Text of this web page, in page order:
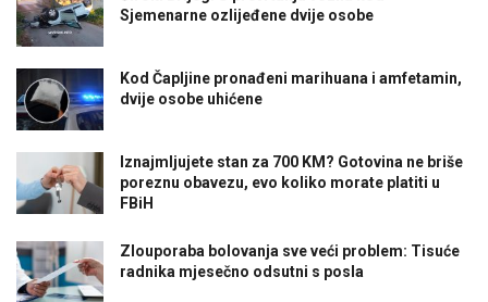
Sjemenarne ozlijeđene dvije osobe
Kod Čapljine pronađeni marihuana i amfetamin,
dvije osobe uhićene
Iznajmljujete stan za 700 KM? Gotovina ne briše
poreznu obavezu, evo koliko morate platiti u
FBiH
Zlouporaba bolovanja sve veći problem: Tisuće
radnika mjesečno odsutni s posla